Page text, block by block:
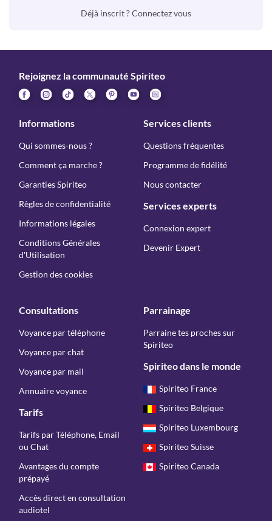
Déjà inscrit ? Connectez vous
Rejoignez la communauté Spiriteo
Informations
Qui sommes-nous ?
Comment ça marche ?
Garanties Spiriteo
Règles de confidentialité
Informations légales
Conditions Générales
d'Utilisation
Gestion des cookies
Services clients
Questions fréquentes
Programme de fidélité
Nous contacter
Services experts
Connexion expert
Devenir Expert
Consultations
Voyance par téléphone
Voyance par chat
Voyance par mail
Annuaire voyance
Tarifs
Tarifs par Téléphone, Email
ou Chat
Avantages du compte
prépayé
Accès direct en consultation
audiotel
Parrainage
Parraine tes proches sur
Spiriteo
Spiriteo dans le monde
Spiriteo France
Spiriteo Belgique
Spiriteo Luxembourg
Spiriteo Suisse
Spiriteo Canada